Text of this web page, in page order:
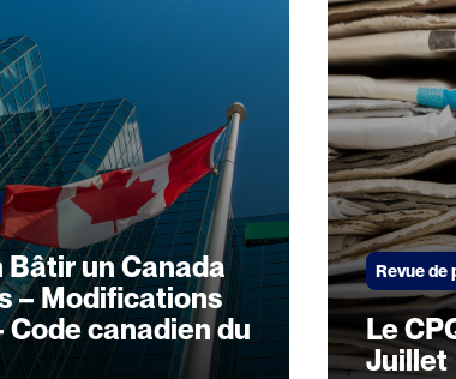
un Canada
– Modifications
canadien du
Revue de
Le
Juillet